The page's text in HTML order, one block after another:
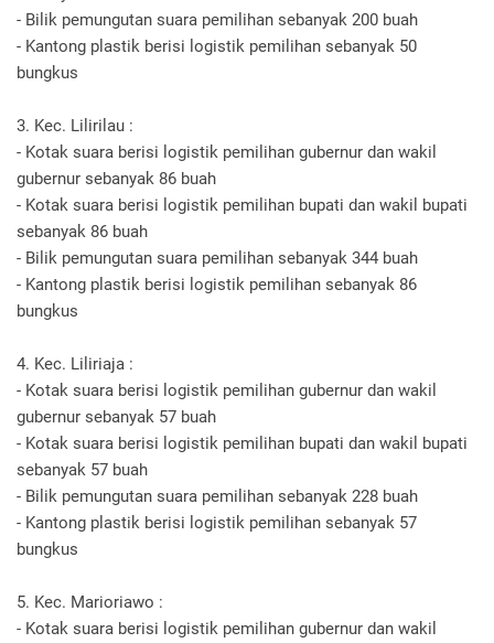
- Bilik pemungutan suara pemilihan sebanyak 200 buah
- Kantong plastik berisi logistik pemilihan sebanyak 50
bungkus
3. Kec. Lilirilau :
- Kotak suara berisi logistik pemilihan gubernur dan wakil
gubernur sebanyak 86 buah
- Kotak suara berisi logistik pemilihan bupati dan wakil bupati
sebanyak 86 buah
- Bilik pemungutan suara pemilihan sebanyak 344 buah
- Kantong plastik berisi logistik pemilihan sebanyak 86
bungkus
4. Kec. Liliriaja :
- Kotak suara berisi logistik pemilihan gubernur dan wakil
gubernur sebanyak 57 buah
- Kotak suara berisi logistik pemilihan bupati dan wakil bupati
sebanyak 57 buah
- Bilik pemungutan suara pemilihan sebanyak 228 buah
- Kantong plastik berisi logistik pemilihan sebanyak 57
bungkus
5. Kec. Marioriawo :
- Kotak suara berisi logistik pemilihan gubernur dan wakil